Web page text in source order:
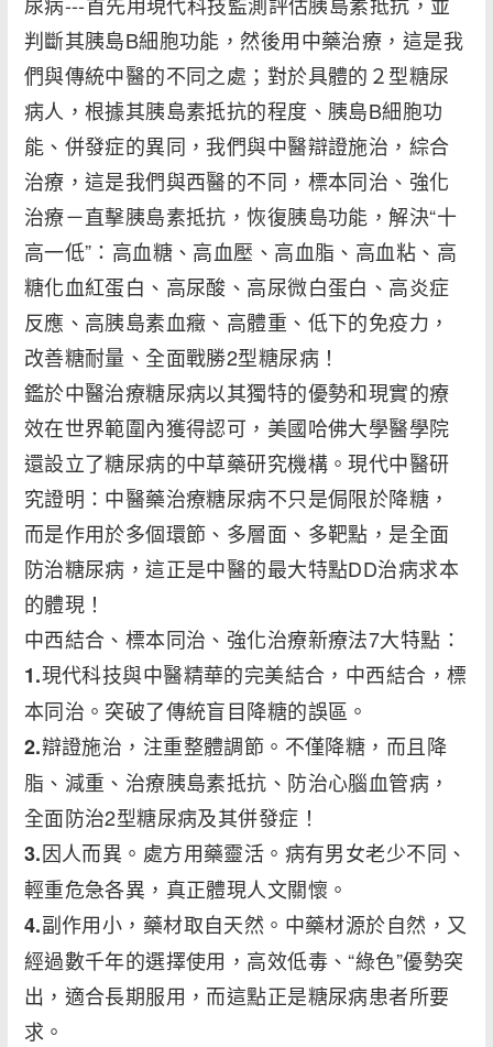
判斷其胰島B細胞功能，然後用中藥治療，這是我
們與傳統中醫的不同之處；對於具體的２型糖尿
病人，根據其胰島素抵抗的程度、胰島B細胞功
能、併發症的異同，我們與中醫辯證施治，綜合
治療，這是我們與西醫的不同，標本同治、強化
治療－直擊胰島素抵抗，恢復胰島功能，解決“十
高一低”：高血糖、高血壓、高血脂、高血粘、高
糖化血紅蛋白、高尿酸、高尿微白蛋白、高炎症
反應、高胰島素血癥、高體重、低下的免疫力，
改善糖耐量、全面戰勝2型糖尿病！
鑑於中醫治療糖尿病以其獨特的優勢和現實的療
效在世界範圍內獲得認可，美國哈佛大學醫學院
還設立了糖尿病的中草藥研究機構。現代中醫研
究證明：中醫藥治療糖尿病不只是侷限於降糖，
而是作用於多個環節、多層面、多靶點，是全面
防治糖尿病，這正是中醫的最大特點DD治病求本
的體現！
中西結合、標本同治、強化治療新療法7大特點：
1.現代科技與中醫精華的完美結合，中西結合，標
本同治。突破了傳統盲目降糖的誤區。
2.辯證施治，注重整體調節。不僅降糖，而且降
脂、減重、治療胰島素抵抗、防治心腦血管病，
全面防治2型糖尿病及其併發症！
3.因人而異。處方用藥靈活。病有男女老少不同、
輕重危急各異，真正體現人文關懷。
4.副作用小，藥材取自天然。中藥材源於自然，又
經過數千年的選擇使用，高效低毒、“綠色”優勢突
出，適合長期服用，而這點正是糖尿病患者所要
求。